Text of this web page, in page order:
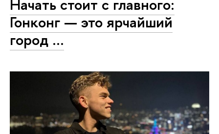
Начать стоит с главного:
Гонконг — это ярчайший
город ...